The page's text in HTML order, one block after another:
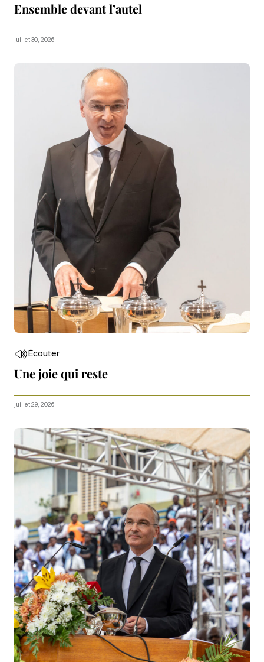
Ensemble devant l’autel
juillet 30, 2026
Écouter
Une joie qui reste
juillet 29, 2026